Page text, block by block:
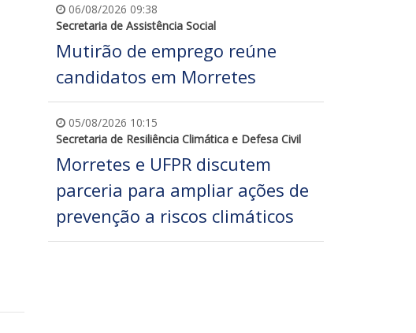
06/08/2026 09:38
Secretaria de Assistência Social
Mutirão de emprego reúne
candidatos em Morretes
05/08/2026 10:15
Secretaria de Resiliência Climática e Defesa Civil
Morretes e UFPR discutem
parceria para ampliar ações de
prevenção a riscos climáticos